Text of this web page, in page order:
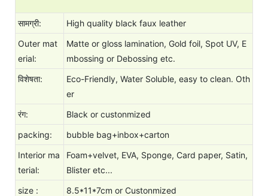
सामग्री:
High quality black faux leather
Outer mat
erial:
Matte or gloss lamination, Gold foil, Spot UV, E
mbossing or Debossing etc.
विशेषता:
Eco-Friendly, Water Soluble, easy to clean. Oth
er
रंग:
Black or custonmized
packing:
bubble bag+inbox+carton
Interior ma
terial:
Foam+velvet, EVA, Sponge, Card paper, Satin,
Blister etc...
size : 8.5*11*7cm or Custonmized